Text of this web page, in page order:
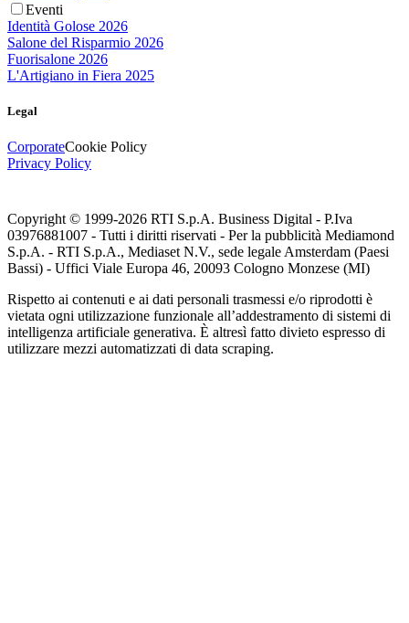
Eventi
Identità Golose 2026
Salone del Risparmio 2026
Fuorisalone 2026
L'Artigiano in Fiera 2025
Legal
CorporateCookie Policy
Privacy Policy
Copyright © 1999-2026 RTI S.p.A. Business Digital - P.Iva
03976881007 - Tutti i diritti riservati - Per la pubblicità Mediamond
S.p.A. - RTI S.p.A., Mediaset N.V., sede legale Amsterdam (Paesi
Bassi) - Uffici Viale Europa 46, 20093 Cologno Monzese (MI)
Rispetto ai contenuti e ai dati personali trasmessi e/o riprodotti è
vietata ogni utilizzazione funzionale all’addestramento di sistemi di
intelligenza artificiale generativa. È altresì fatto divieto espresso di
utilizzare mezzi automatizzati di data scraping.